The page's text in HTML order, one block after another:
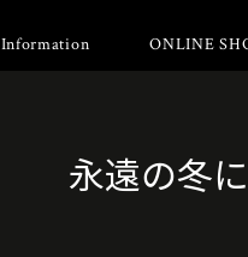
Information ONLINE
永遠の冬